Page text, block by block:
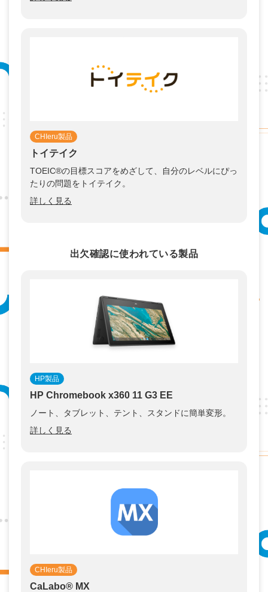
CHIeru製品
トイテイク
TOEIC®︎の目標スコアをめざして、自分のレベルにぴっ
たりの問題をトイテイク。
詳しく見る
出欠確認に使われている製品
HP製品
HP Chromebook x360 11 G3 EE
ノート、タブレット、テント、スタンドに簡単変形。
詳しく見る
CHIeru製品
CaLabo®︎ MX